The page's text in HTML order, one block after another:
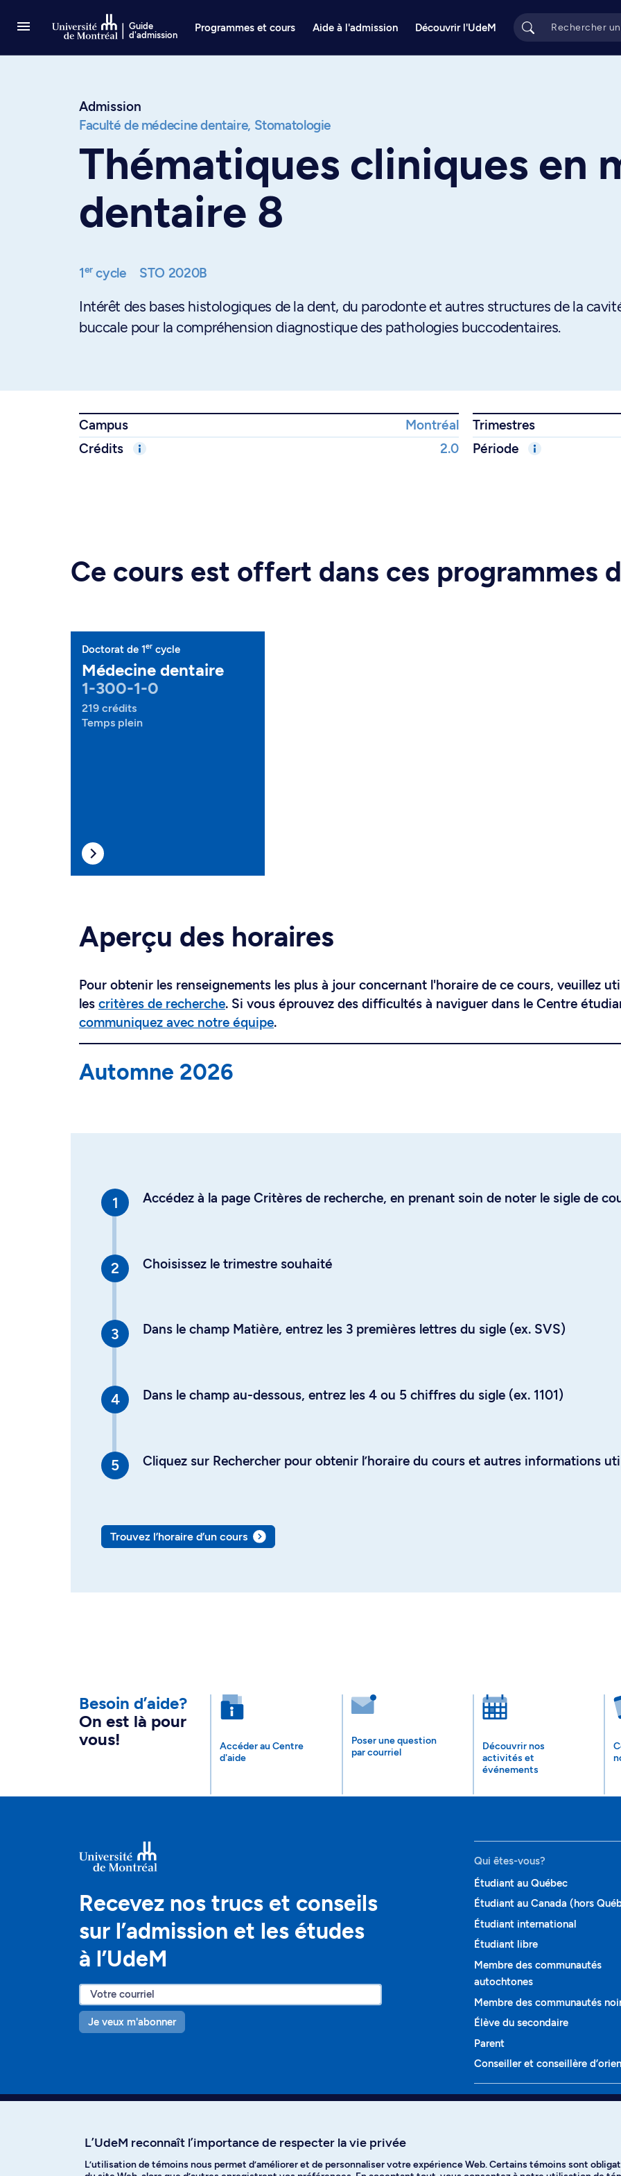
Guide
d'admission
Programmes et cours Aide à l'admission Découvrir l'UdeM
Admission
Faculté de médecine dentaire, Stomatologie
Thématiques cliniques en
dentaire 8
1ercycle STO 2020B
Intérêt des bases histologiques de la dent, du parodonte et autres structures de la
buccale pour la compréhension diagnostique des pathologies buccodentaires.
Campus Montréal
Trimestres
Crédits
2.0 Période
Ce cours est offert dans ces programmes
Doctorat de 1er cycle
Médecine dentaire
1-300-1-0
219 crédits
Temps plein
Aperçu des horaires
Pour obtenir les renseignements les plus à jour concernant l'horaire de ce cours, veuillez
les critères de recherche. Si vous éprouvez des difficultés à naviguer dans le Centre
communiquez avec notre équipe.
Automne 2026
Accédez à la page Critères de recherche, en prenant soin de noter le sigle de
Choisissez le trimestre souhaité
Dans le champ Matière, entrez les 3 premières lettres du sigle (ex. SVS)
Dans le champ au-dessous, entrez les 4 ou 5 chiffres du sigle (ex. 1101)
Cliquez sur Rechercher pour obtenir l’horaire du cours et autres informations
Trouvez l’horaire d’un cours
Besoin d’aide?
On est là pour
vous!
Accéder au Centre
d'aide
Poser une question
par courriel
Découvrir nos
activités et
événements
Recevez nos trucs et conseils
sur l’admission et les études
à l’UdeM
Je veux m'abonner
Qui êtes-vous?
Étudiant au Québec
Étudiant au Canada (hors
Étudiant international
Étudiant libre
Membre des communautés
autochtones
Membre des communautés
Élève du secondaire
Parent
Conseiller et conseillère
Programmes et cours
Facebook Instagram TikTok YouTube Spotify
L’UdeM reconnaît l’importance de respecter la vie privée
L’utilisation de témoins nous permet d’améliorer et de personnaliser votre expérience Web. Certains témoins sont